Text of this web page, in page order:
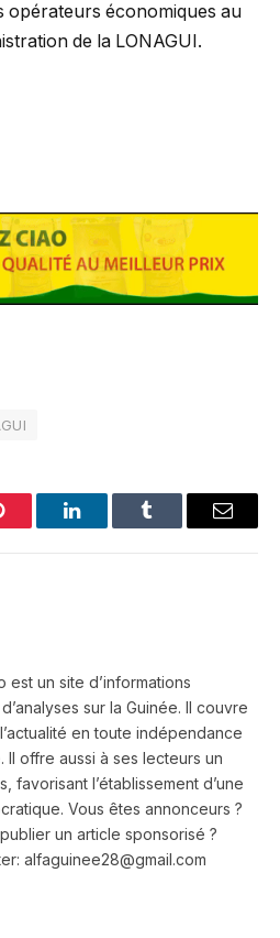
opérateurs économiques au
de la LONAGUI.
LinkedInTumblr Email
est un site d’informations
sur la Guinée. Il couvre
en toute indépendance
Il offre aussi à ses lecteurs un
favorisant l’établissement d’une
Vous êtes annonceurs ?
un article sponsorisé ?
alfaguinee28@gmail.com